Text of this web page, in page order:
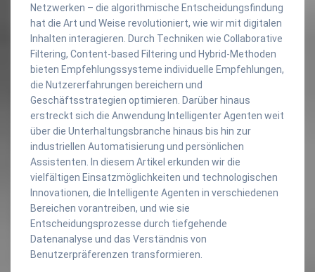
Netzwerken – die algorithmische Entscheidungsfindung
hat die Art und Weise revolutioniert, wie wir mit digitalen
Inhalten interagieren. Durch Techniken wie Collaborative
Filtering, Content-based Filtering und Hybrid-Methoden
bieten Empfehlungssysteme individuelle Empfehlungen,
die Nutzererfahrungen bereichern und
Geschäftsstrategien optimieren. Darüber hinaus
erstreckt sich die Anwendung Intelligenter Agenten weit
über die Unterhaltungsbranche hinaus bis hin zur
industriellen Automatisierung und persönlichen
Assistenten. In diesem Artikel erkunden wir die
vielfältigen Einsatzmöglichkeiten und technologischen
Innovationen, die Intelligente Agenten in verschiedenen
Bereichen vorantreiben, und wie sie
Entscheidungsprozesse durch tiefgehende
Datenanalyse und das Verständnis von
Benutzerpräferenzen transformieren.